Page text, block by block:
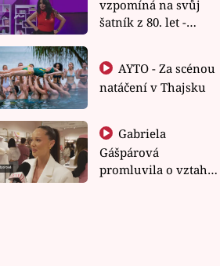
vzpomíná na svůj
šatník z 80. let -
natáčení v Thajsku
Gabriela
Gášpárová
promluvila o vztahu